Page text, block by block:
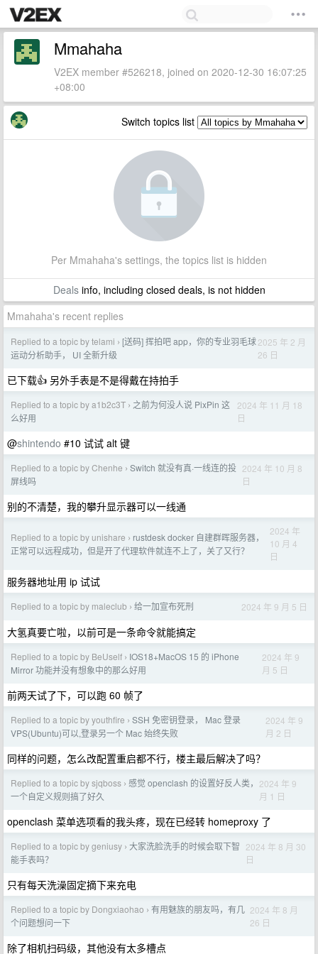
Mmahaha
V2EX member #526218, joined on 2020-12-30 16:07:25
+08:00
Switch topics list
Per Mmahaha's settings, the topics list is hidden
Dealsinfo, including closed deals, is not hidden
Mmahaha's recent replies
Replied to a topic by telami › [送码] 挥拍吧 app，你的专业羽毛球
运动分析助手， UI 全新升级
2025 年 2 月
26 日
已下载👍 另外手表是不是得戴在持拍手
Replied to a topic by a1b2c3T › 之前为何没人说 PixPin 这
么好用
2024 年 11 月 18
日
@shintendo #10 试试 alt 键
Replied to a topic by Chenhe › Switch 就没有真·一线连的投
屏线吗
2024 年 10 月 8
日
别的不清楚，我的攀升显示器可以一线通
Replied to a topic by unishare › rustdesk docker 自建群晖服务器，
正常可以远程成功，但是开了代理软件就连不上了，关了又行？
2024 年
10 月 4
日
服务器地址用 ip 试试
Replied to a topic by maleclub › 给一加宣布死刑 2024 年 9 月 5 日
大氢真要亡啦，以前可是一条命令就能搞定
Replied to a topic by BeUself › IOS18+MacOS 15 的 iPhone
Mirror 功能并没有想象中的那么好用
2024 年 9
月 5 日
前两天试了下，可以跑 60 帧了
Replied to a topic by youthfire › SSH 免密钥登录， Mac 登录
VPS(Ubuntu)可以,登录另一个 Mac 始终失败
2024 年 9
月 2 日
同样的问题，怎么改配置重启都不行，楼主最后解决了吗？
Replied to a topic by sjqboss › 感觉 openclash 的设置好反人类，
一个自定义规则搞了好久
2024 年 9
月 1 日
openclash 菜单选项看的我头疼，现在已经转 homeproxy 了
Replied to a topic by geniusy › 大家洗脸洗手的时候会取下智
能手表吗？
2024 年 8 月 30
日
只有每天洗澡固定摘下来充电
Replied to a topic by Dongxiaohao › 有用魅族的朋友吗，有几
个问题想问一下
2024 年 8 月
26 日
除了相机扫码级，其他没有太多槽点